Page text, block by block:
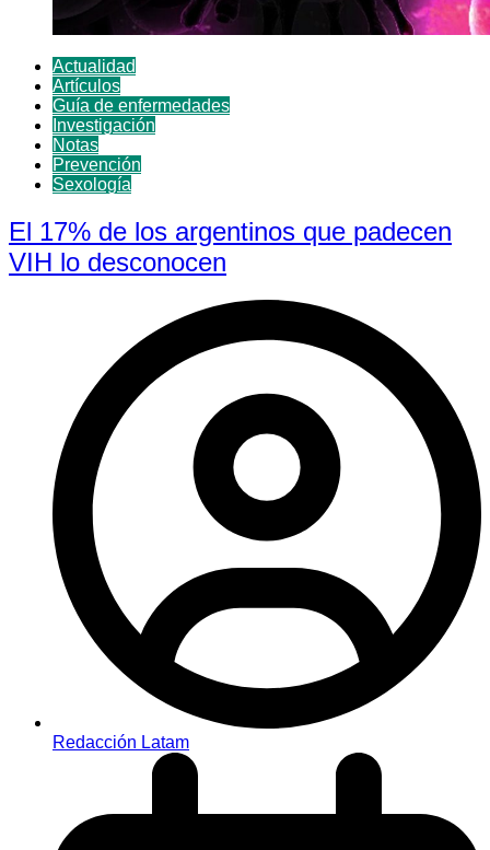
Actualidad
Artículos
Guía de enfermedades
Investigación
Notas
Prevención
Sexología
El 17% de los argentinos que padecen
VIH lo desconocen
Redacción Latam